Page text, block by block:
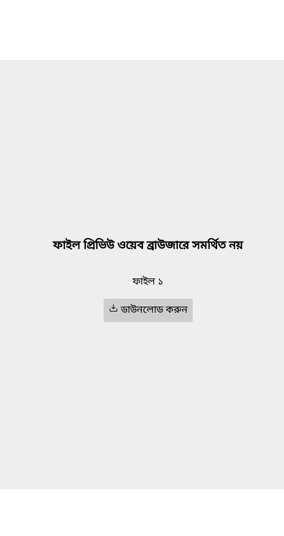
ফাইল প্রিভিউ ওয়েব ব্রাউজারে সমর্থিত নয়
ফাইল ১
ডাউনলোড করুন